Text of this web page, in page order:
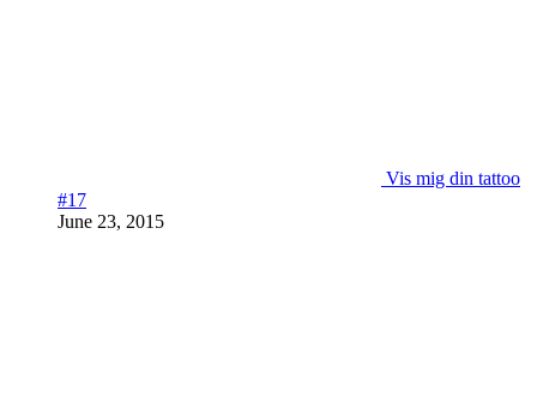
Vis mig din tattoo
#17
June 23, 2015